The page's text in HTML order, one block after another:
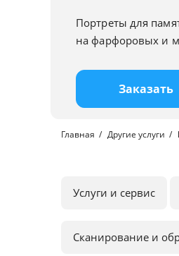
Портреты для
на фарфоровых и
Заказать
Главная Другие услуги
Услуги и сервис
Сканирование и